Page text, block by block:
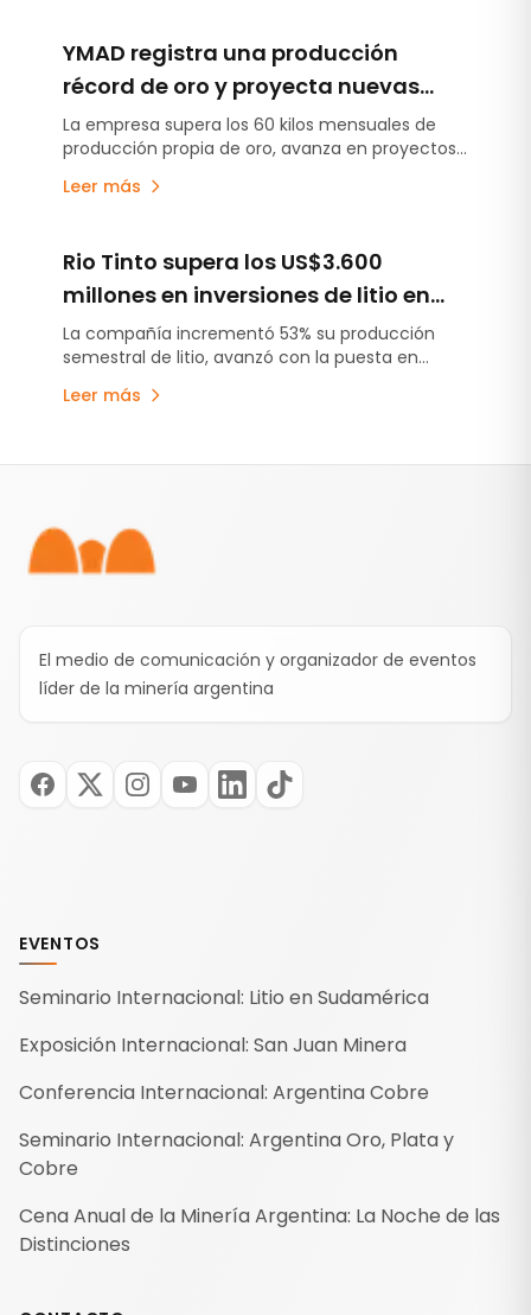
YMAD registra una producción
récord de oro y proyecta nuevas
inversiones en exploración y energía
La empresa supera los 60 kilos mensuales de
producción propia de oro, avanza en proyectos
para fortalecer su desarrollo futuro.
Leer más
Rio Tinto supera los US$3.600
millones en inversiones de litio en
Argentina y acelera la puesta en
marcha de sus proyectos
La compañía incrementó 53% su producción
semestral de litio, avanzó con la puesta en
previsto y continúa escalando Rincón, el primer
Leer más
El medio de comunicación y organizador de eventos
líder de la minería argentina
EVENTOS
Seminario Internacional: Litio en Sudamérica
Exposición Internacional: San Juan Minera
Conferencia Internacional: Argentina Cobre
Seminario Internacional: Argentina Oro, Plata y
Cobre
Cena Anual de la Minería Argentina: La Noche de las
Distinciones